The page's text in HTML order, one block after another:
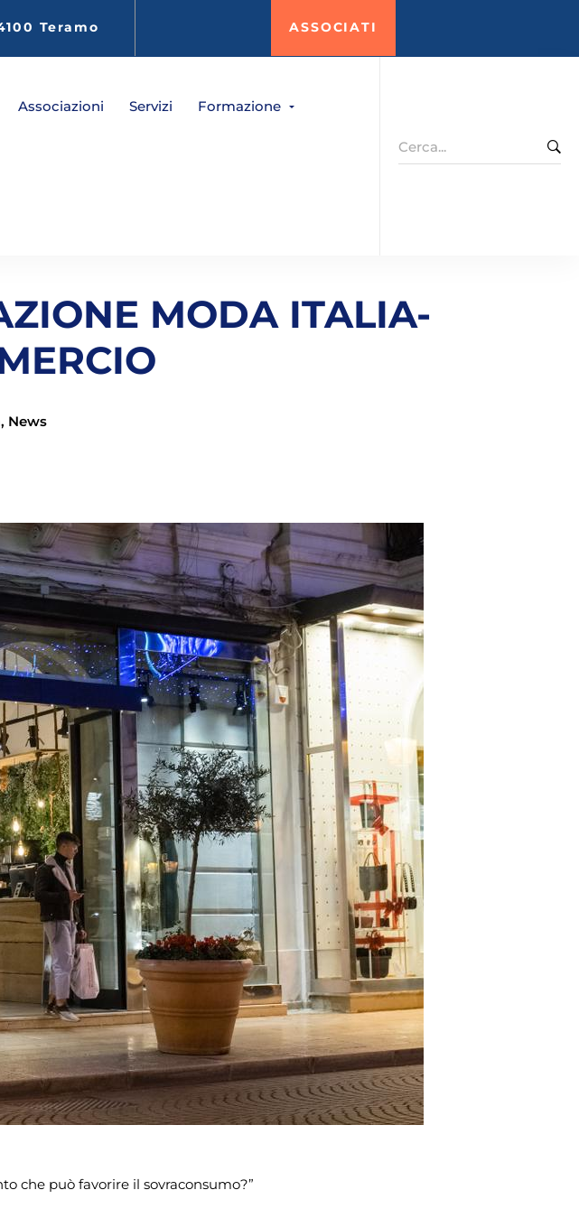
Teramo ASSOCIATI
Associazioni Servizi Formazione
Search
for:
MODA ITALIA-
, News
che può favorire il sovraconsumo?”